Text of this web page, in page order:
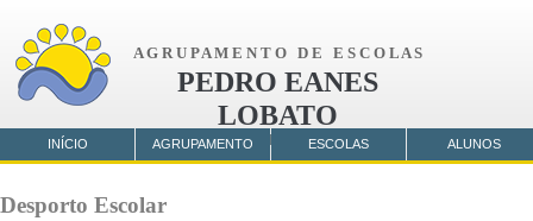
A G R U P A M E N T O D E E S C O L A S
PEDRO EANES
LOBATO
AMORA
Desporto Escolar
INÍCIO AGRUPAMENTO ESCOLAS ALUNOS